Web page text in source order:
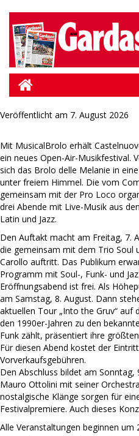
Veröffentlicht am 7. August 2026
Mit MusicalBrolo erhält
ein neues Open-Air-Musikfestival.
sich das Brolo delle Melanie in
unter freiem Himmel. Die vom
gemeinsam mit der Pro Loco
drei Abende mit Live-Musik aus
Latin und Jazz.
Den Auftakt macht am Freitag, 7.
die gemeinsam mit dem Trio Soul
Carollo auftritt. Das Publikum
Programm mit Soul-, Funk- und
Eröffnungsabend ist frei. Als
am Samstag, 8. August. Dann
aktuellen Tour „Into the Gruv“ auf
den 1990er-Jahren zu den
Funk zählt, präsentiert ihre
Für diesen Abend kostet der
Vorverkaufsgebühren.
Den Abschluss bildet am Sonntag,
Mauro Ottolini mit seiner
nostalgische Klänge sorgen für
Festivalpremiere. Auch dieses
Alle Veranstaltungen beginnen